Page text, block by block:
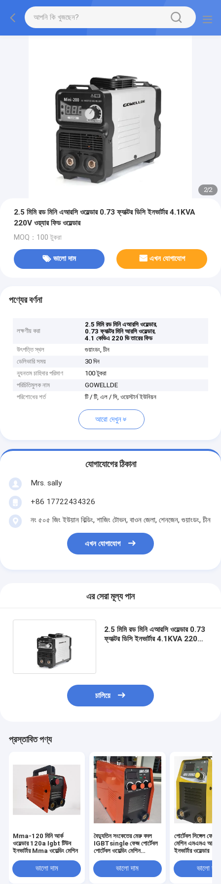
2/2
2.5 মিমি রড মিনি এআরসি ওয়েল্ডার 0.73 ফ্যাক্টর ডিসি ইনভার্টার 4.1KVA
220V ওয়্যার ফিড ওয়েল্ডার
MOQ：100 টুকরা
ভালো দাম এখন যোগাযোগ
পণ্যের বর্ণনা
লক্ষণীয় করা
2.5 মিমি রড মিনি এআরসি ওয়েল্ডার,
0.73 ফ্যাক্টর মিনি আরসি ওয়েল্ডার,
4.1 কেভিএ 220 ভি তারের ফিড
উৎপত্তি স্থল
গুয়াংডং, চীন
ডেলিভারি সময়
30 দিন
ন্যূনতম চাহিদার পরিমাণ
100 টুকরা
পরিচিতিমুলক নাম
GOWELLDE
পরিশোধের শর্ত
টি / টি, এল / সি, ওয়েস্টার্ন ইউনিয়ন
আরো দেখুন
যোগাযোগের ঠিকানা
Mrs. sally
+86 17722434326
নং ৫০৫ জিং ইউয়ান বিল্ডিং, শাজিং টোভন, বাওন জেলা, শেনজেন, গুয়াংডং, চীন
এখন যোগাযোগ
এর সেরা মূল্য পান
2.5 মিমি রড মিনি এআরসি ওয়েল্ডার 0.73
ফ্যাক্টর ডিসি ইনভার্টার 4.1KVA 220V
চালিয়ে
প্রস্তাবিত পণ্য
Mma-120 মিনি আর্ক
ওয়েল্ডার 120a Igbt টিউব
ইনভার্টার Mma ওয়েল্ডিং মেশিন
ভালো দাম
বৈদ্যুতিন সংকেতের মেরু বদল
IGBTsingle ফেজ পোর্টেবল
পোর্টেবল ওয়েল্ডিং মেশিন
ARC200ভালো দাম
পোর্টেবল সিঙ্গেল ফেজ
মেশিন এমএমএ আর্ক
ইনভার্টার ওয়েল্ডার
ভালো দাম